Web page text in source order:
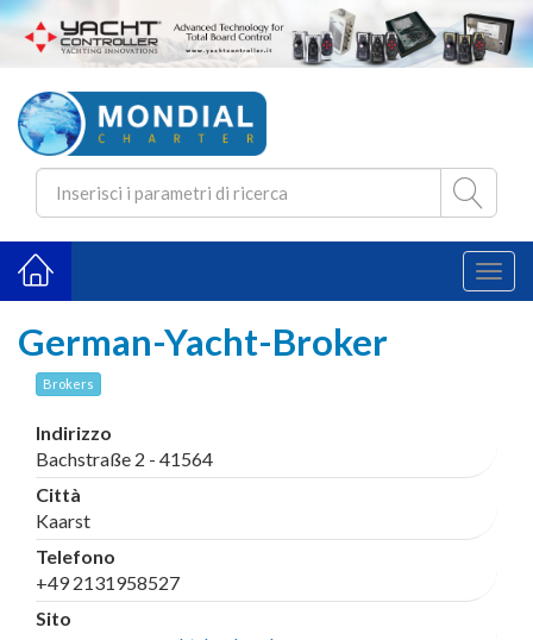
German-Yacht-Broker
Brokers
Indirizzo
Bachstraße 2 - 41564
Città
Kaarst
Telefono
+49 2131958527
Sito